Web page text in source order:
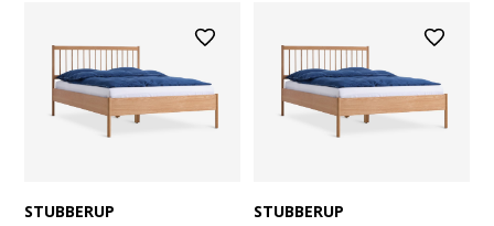
STUBBERUP
STUBBERUP